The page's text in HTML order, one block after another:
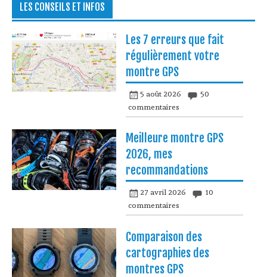
LES CONSEILS ET INFOS
Les 7 erreurs que fait
régulièrement votre
montre GPS
5 août 2026
50
commentaires
Meilleure montre GPS
2026, mes
recommandations
27 avril 2026
10
commentaires
Comparaison des
cartographies des
montres GPS